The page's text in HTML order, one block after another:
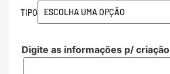
TIPO
Digite as informações p/ criação